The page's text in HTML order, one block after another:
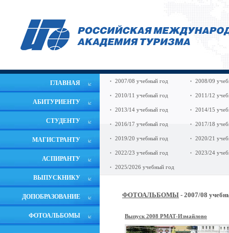
ГЛАВНАЯ
АБИТУРИЕНТУ
СТУДЕНТУ
МАГИСТРАНТУ
АСПИРАНТУ
ВЫПУСКНИКУ
ДОПОБРАЗОВАНИЕ
ФОТОАЛЬБОМЫ
2007/08 учебный год 2008/09
2010/11 учебный год 2011/12
2013/14 учебный год 2014/15
2016/17 учебный год 2017/18
2019/20 учебный год 2020/21
2022/23 учебный год 2023/24
2025/2026 учебный год
ФОТОАЛЬБОМЫ - 2007/08
Выпуск 2008 РМАТ-Измайлово